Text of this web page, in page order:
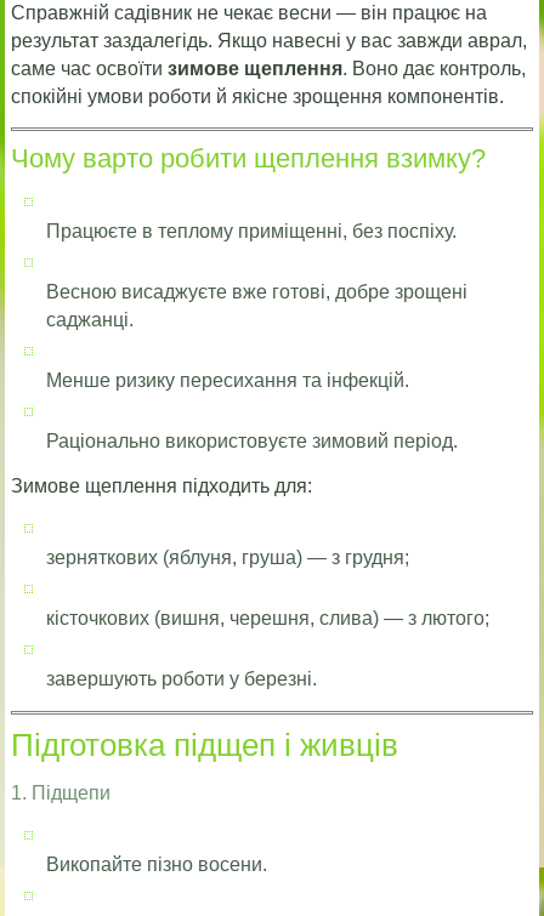
Справжній садівник не чекає весни — він працює на
результат заздалегідь. Якщо навесні у вас завжди аврал,
саме час освоїтизимове щеплення. Воно дає контроль,
спокійні умови роботи й якісне зрощення компонентів.
Чому варто робити щеплення взимку?
Працюєте в теплому приміщенні, без поспіху.
Весною висаджуєте вже готові, добре зрощені
саджанці.
Менше ризику пересихання та інфекцій.
Раціонально використовуєте зимовий період.
Зимове щеплення підходить для:
зерняткових (яблуня, груша) — з грудня;
кісточкових (вишня, черешня, слива) — з лютого;
завершують роботи у березні.
Підготовка підщеп і живців
1. Підщепи
Викопайте пізно восени.